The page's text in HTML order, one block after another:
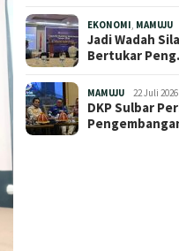
EKONOMI MAMUJU
Jadi Wadah
Bertukar
MAMUJU 22 Juli 2026
DKP Sulbar